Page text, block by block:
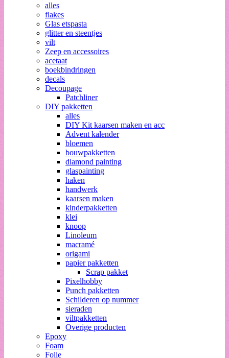
alles
flakes
Glas etspasta
glitter en steentjes
vilt
Zeep en accessoires
acetaat
boekbindringen
decals
Decoupage
Patchliner
DIY pakketten
alles
DIY Kit kaarsen maken en acc
Advent kalender
bloemen
bouwpakketten
diamond painting
glaspainting
haken
handwerk
kaarsen maken
kinderpakketten
klei
knoop
Linoleum
macramé
origami
papier pakketten
Scrap pakket
Pixelhobby
Punch pakketten
Schilderen op nummer
sieraden
viltpakketten
Overige producten
Epoxy
Foam
Folie